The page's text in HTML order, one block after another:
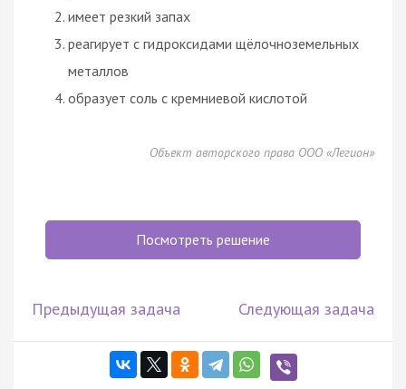
имеет резкий запах
реагирует с гидроксидами щёлочноземельных
металлов
образует соль с кремниевой кислотой
Объект авторского права ООО «Легион»
Посмотреть решение
Предыдущая задача Следующая задача